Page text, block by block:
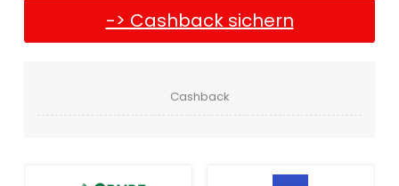
-> Cashback sichern
Cashback